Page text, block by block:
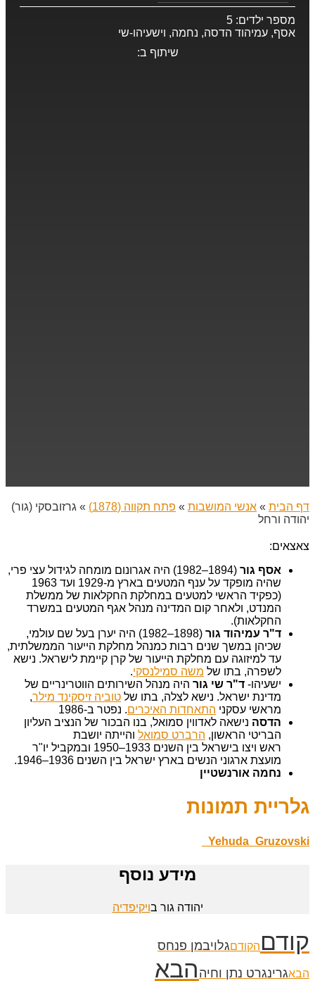
מספר ילדים: 5
אסף, עמיהוד הדסה, נחמה, וישעיהו-שי
שיתוף ב:
דף הבית » אנשי המושבות » פתח תקווה (1878) » גרזובסקי (גור)
יהודה ורחל
צאצאים:
אסף גור
(1894–1982) היה אגרונום מומחה לגידול עצי פרי,
שהיה מופקד על ענף המטעים בארץ מ-1929 ועד 1963
(כפקיד הראשי למטעים במחלקת החקלאות של ממשלת
המנדט, ולאחר קום המדינה מנהל אגף המטעים במשרד
החקלאות).
ד"ר עמיהוד גור
(1898–1982) היה יערן בעל שם עולמי,
שכיהן במשך שנים רבות כמנהל מחלקת הייעור הממשלתית,
עד למיזוגה עם מחלקת הייעור של קרן קיימת לישראל. נישא
לשפרה, בתו של משה סמילנסקי.
ישעיהו- ד"ר שי גור היה מנהל השירותים הווטרינריים של
מדינת ישראל. נישא לצלה, בתו של טוביה זיסקינד מילר,
מראשי עסקני התאחדות האיכרים. נפטר ב-1986
הדסה נישאה לאדווין סמואל, בנו הבכור של הנציב העליון
הבריטי הראשון, הרברט סמואל והייתה יושבת
ראש ויצו בישראל בין השנים 1933–1950 ובמקביל יו"ר
מועצת ארגוני הנשים בארץ ישראל בין השנים 1936–1946.
נחמה אורנשטיין
גלריית תמונות
Yehuda_Gruzovski_
מידע נוסף
יהודה גור בויקיפדיה
קודם הקודםגלויבמן פנחס
הבאגרינגרט נתן וחיה הבא